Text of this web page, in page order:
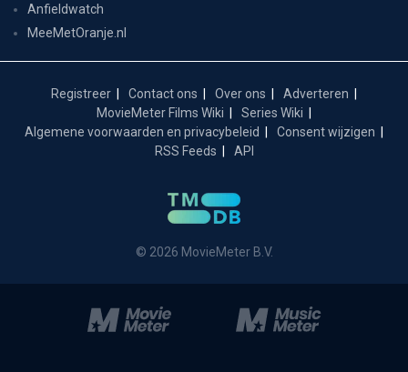
Anfieldwatch
MeeMetOranje.nl
Registreer Contact ons Over ons
Adverteren
MovieMeter Films Wiki
Series Wiki
Algemene voorwaarden en privacybeleid
Consent wijzigen
RSS Feeds
API
© 2026 MovieMeter B.V.